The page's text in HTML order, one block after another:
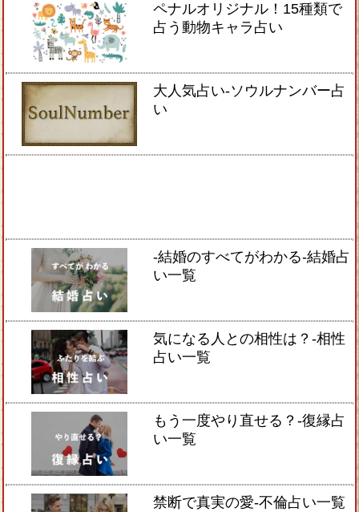
ペナルオリジナル！15種類で
占う動物キャラ占い
大人気占い-ソウルナンバー占
い
-結婚のすべてがわかる-結婚占
い一覧
気になる人との相性は？-相性
占い一覧
もう一度やり直せる？-復縁占
い一覧
禁断で真実の愛-不倫占い一覧